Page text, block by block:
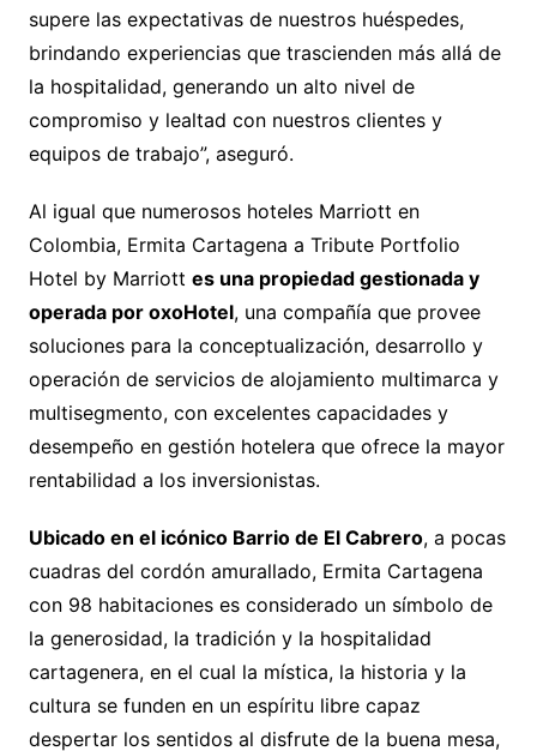
supere las expectativas de nuestros huéspedes,
brindando experiencias que trascienden más allá de
la hospitalidad, generando un alto nivel de
compromiso y lealtad con nuestros clientes y
equipos de trabajo”, aseguró.
Al igual que numerosos hoteles Marriott en
Colombia, Ermita Cartagena a Tribute Portfolio
Hotel by Marriott es una propiedad gestionada y
operada por oxoHotel, una compañía que provee
soluciones para la conceptualización, desarrollo y
operación de servicios de alojamiento multimarca y
multisegmento, con excelentes capacidades y
desempeño en gestión hotelera que ofrece la mayor
rentabilidad a los inversionistas.
Ubicado en el icónico Barrio de El Cabrero, a pocas
cuadras del cordón amurallado, Ermita Cartagena
con 98 habitaciones es considerado un símbolo de
la generosidad, la tradición y la hospitalidad
cartagenera, en el cual la mística, la historia y la
cultura se funden en un espíritu libre capaz
despertar los sentidos al disfrute de la buena mesa,